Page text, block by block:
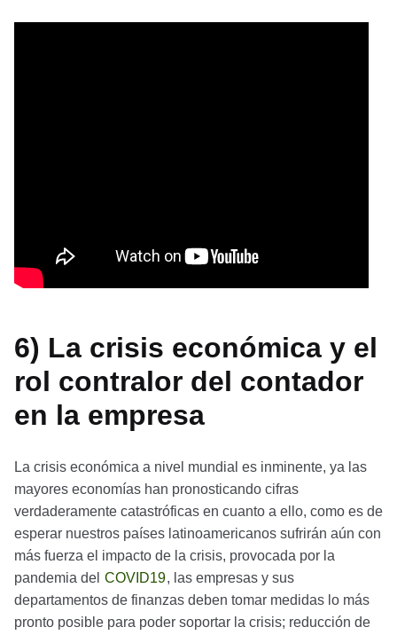
6) La crisis económica y el
rol contralor del contador
en la empresa
La crisis económica a nivel mundial es inminente, ya las
mayores economías han pronosticando cifras
verdaderamente catastróficas en cuanto a ello, como es de
esperar nuestros países latinoamericanos sufrirán aún con
más fuerza el impacto de la crisis, provocada por la
pandemia del COVID19, las empresas y sus
departamentos de finanzas deben tomar medidas lo más
pronto posible para poder soportar la crisis; reducción de